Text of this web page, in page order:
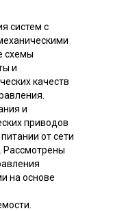
систем с
схемы
и
качеств
и
приводов
от сети
Рассмотрены
на основе